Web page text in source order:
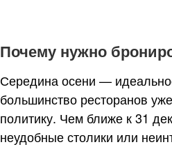
Почему нужно
Середина осени —
большинство ресторанов
политику. Чем ближе к 31
неудобные столики или